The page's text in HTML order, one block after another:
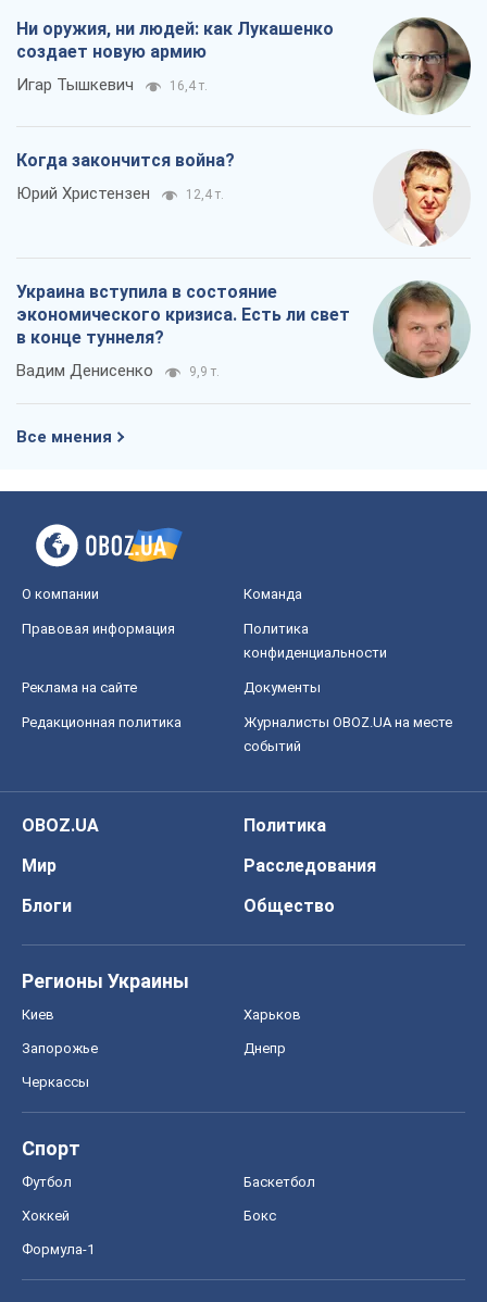
Ни оружия, ни людей: как Лукашенко
создает новую армию
Игар Тышкевич 16,4 т.
Когда закончится война?
Юрий Христензен 12,4 т.
Украина вступила в состояние
экономического кризиса. Есть ли свет
в конце туннеля?
Вадим Денисенко 9,9 т.
Все мнения
О компании Команда
Правовая информация
Политика
конфиденциальности
Реклама на сайте Документы
Редакционная политика
Журналисты OBOZ.UA на месте
событий
OBOZ.UA
Политика
Мир
Расследования
Блоги
Общество
Регионы Украины
Киев Харьков
Запорожье Днепр
Черкассы
Спорт
Футбол Баскетбол
Хоккей Бокс
Формула-1